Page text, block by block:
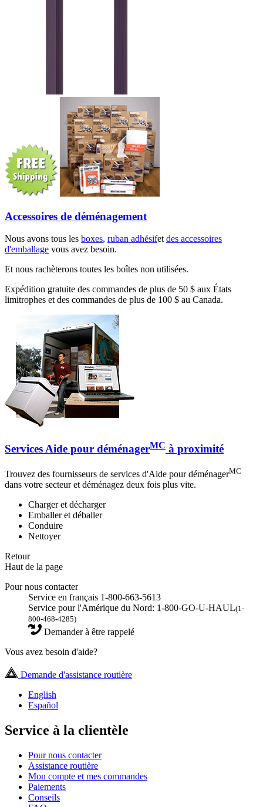
Accessoires de déménagement
Nous avons tous les boxes, ruban adhésifetdes accessoires
d'emballage vous avez besoin.
Et nous rachèterons toutes les boîtes non utilisées.
Expédition gratuite des commandes de plus de 50 $ aux États
limitrophes et des commandes de plus de 100 $ au Canada.
Services Aide pour déménagerMC à proximité
Trouvez des fournisseurs de services d'Aide pour déménagerMC
dans votre secteur et déménagez deux fois plus vite.
Charger et décharger
Emballer et déballer
Conduire
Nettoyer
Retour
Haut de la page
Pour nous contacter
Service en français 1-800-663-5613
Service pour l'Amérique du Nord: 1-800-GO-U-HAUL(1-
800-468-4285)
Demander à être rappelé
Vous avez besoin d'aide?
Demande d'assistance routière
English
Español
Service à la clientèle
Pour nous contacter
Assistance routière
Mon compte et mes commandes
Paiements
Conseils